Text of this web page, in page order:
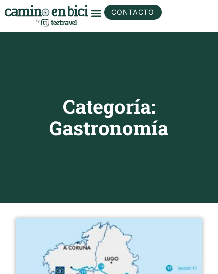
CONTACTO
Categoría:
Gastronomía